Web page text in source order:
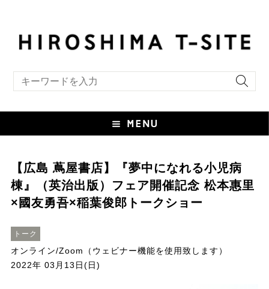
【広島 蔦屋書店】『夢中になれる小児病
棟』（英治出版）フェア開催記念 松本惠里
×國友勇吾×稲葉俊郎トークショー
トーク
オンライン/Zoom（ウェビナー機能を使用致します）
2022年 03月13日(日)